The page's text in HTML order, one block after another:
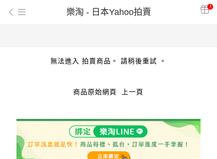
!
樂淘 - 日本Yahoo拍賣
無法進入 拍賣商品。 請稍後重試 。
商品原始網頁 上一頁